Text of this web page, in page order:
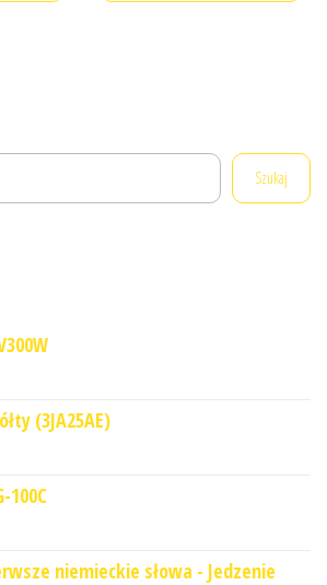
Szukaj
(3JA25AE)
100C
niemieckie słowa - Jedzenie